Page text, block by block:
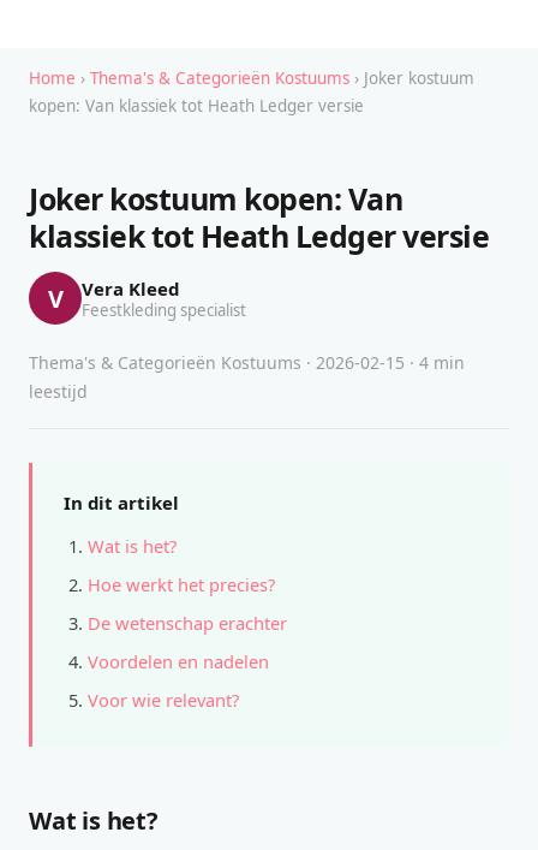
Home › Thema's & Categorieën Kostuums › Joker kostuum
kopen: Van klassiek tot Heath Ledger versie
Joker kostuum kopen: Van
klassiek tot Heath Ledger versie
V Vera Kleed
Feestkleding specialist
Thema's & Categorieën Kostuums · 2026-02-15 · 4 min
leestijd
In dit artikel
Wat is het?
Hoe werkt het precies?
De wetenschap erachter
Voordelen en nadelen
Voor wie relevant?
Wat is het?